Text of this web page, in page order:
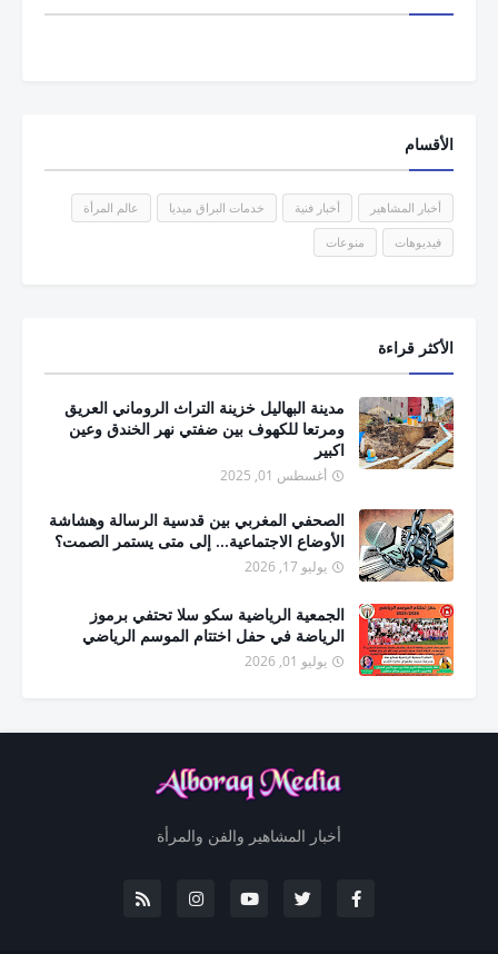
الأقسام
أخبار المشاهير أخبار فنية خدمات البراق ميديا عالم المرأة
فيديوهات منوعات
الأكثر قراءة
مدينة البهاليل خزينة التراث الروماني العريق
ومرتعا للكهوف بين ضفتي نهر الخندق وعين
اكبير
أغسطس 01, 2025
الصحفي المغربي بين قدسية الرسالة وهشاشة
الأوضاع الاجتماعية... إلى متى يستمر الصمت؟
يوليو 17, 2026
الجمعية الرياضية سكو سلا تحتفي برموز
الرياضة في حفل اختتام الموسم الرياضي
يوليو 01, 2026
أخبار المشاهير والفن والمرأة